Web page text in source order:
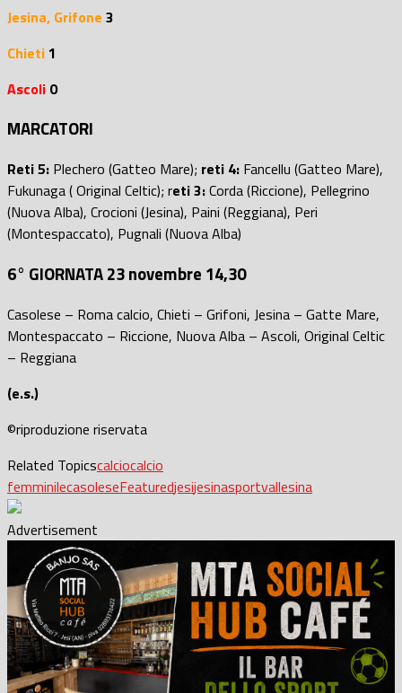
Jesina, Grifone 3
Chieti1
Ascoli 0
MARCATORI
Reti 5: Plechero (Gatteo Mare); reti 4: Fancellu (Gatteo Mare),
Fukunaga ( Original Celtic); reti 3:Corda (Riccione), Pellegrino
(Nuova Alba), Crocioni (Jesina), Paini (Reggiana), Peri
(Montespaccato), Pugnali (Nuova Alba)
6° GIORNATA 23 novembre 14,30
Casolese – Roma calcio, Chieti – Grifoni, Jesina – Gatte Mare,
Montespaccato – Riccione, Nuova Alba – Ascoli, Original Celtic
– Reggiana
(e.s.)
©riproduzione riservata
Related Topicscalciocalcio
femminilecasoleseFeaturedjesijesinasportvallesina
Advertisement